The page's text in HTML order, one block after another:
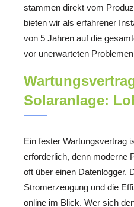
stammen direkt vom
bieten wir als erfahrener
von 5 Jahren auf die
vor unerwarteten
Solaranlage:
Ein fester Wartungsvertrag
erforderlich, denn moderne
oft über einen Datenlogger.
Stromerzeugung und die
online im Blick. Wer sich